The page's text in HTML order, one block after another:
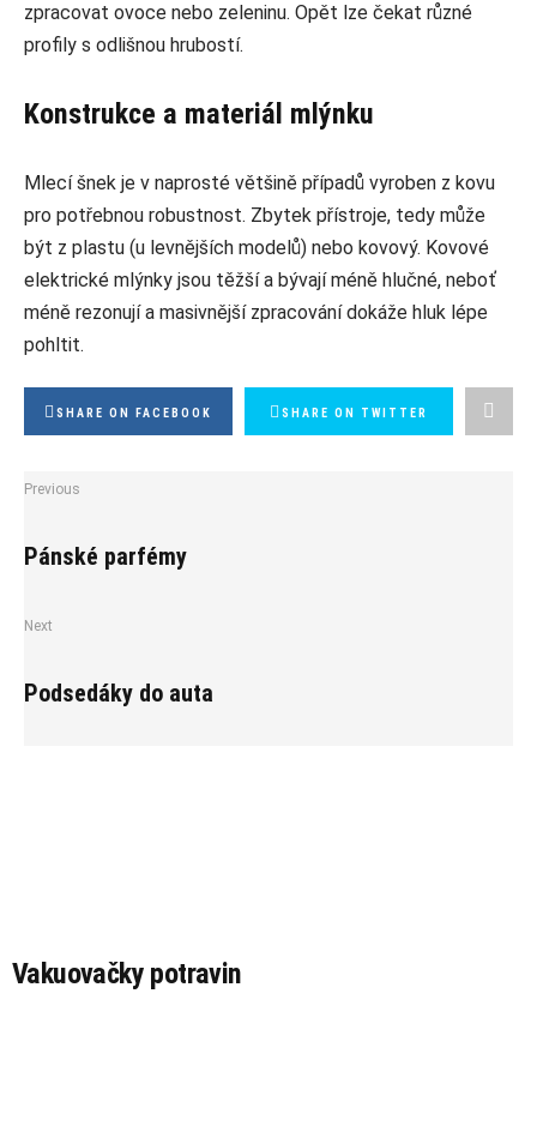
zpracovat ovoce nebo zeleninu. Opět lze čekat různé
profily s odlišnou hrubostí.
Konstrukce a materiál mlýnku
Mlecí šnek je v naprosté většině případů vyroben z kovu
pro potřebnou robustnost. Zbytek přístroje, tedy může
být z plastu (u levnějších modelů) nebo kovový. Kovové
elektrické mlýnky jsou těžší a bývají méně hlučné, neboť
méně rezonují a masivnější zpracování dokáže hluk lépe
pohltit.
SHARE ON FACEBOOK SHARE ON TWITTER
Previous
Pánské parfémy
Next
Podsedáky do auta
Vakuovačky potravin